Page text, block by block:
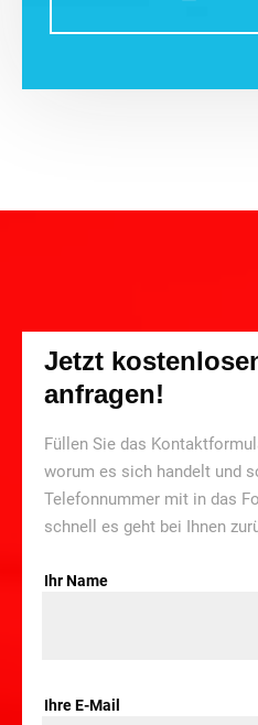
Jetzt
anfragen!
Füllen Sie das
worum es sich handelt und
Telefonnummer mit in das
schnell es geht bei Ihnen
Ihr Name
Ihre E-Mail